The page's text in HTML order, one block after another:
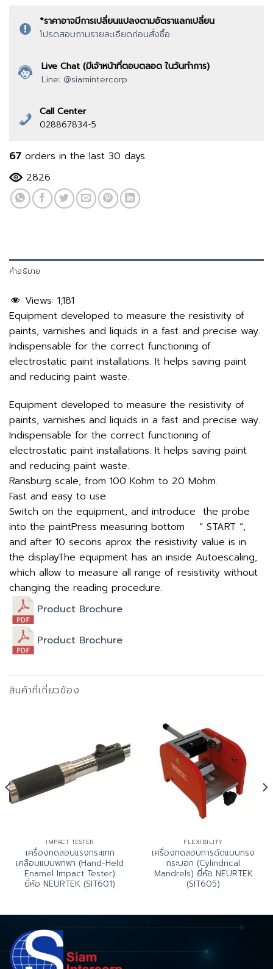
*ราคาอาจมีการเปลี่ยนแปลงตามอัตราแลกเปลี่ยน
โปรดสอบถามรายละเอียดก่อนสั่งซื้อ
Live Chat (มีเจ้าหน้าที่ตอบตลอด ในวันทำการ)
Line: @siamintercorp
Call Center
028867834-5
67 orders in the last 30 days.
2826
คำอธิบาย
Views: 1,181
Equipment developed to measure the resistivity of
paints, varnishes and liquids in a fast and precise way.
Indispensable for the correct functioning of
electrostatic paint installations. It helps saving paint
and reducing paint waste.
Equipment developed to measure the resistivity of
paints, varnishes and liquids in a fast and precise way.
Indispensable for the correct functioning of
electrostatic paint installations. It helps saving paint
and reducing paint waste.
Ransburg scale, from 100 Kohm to 20 Mohm.
Fast and easy to use.
Switch on the equipment, and introduce the probe
into the paintPress measuring bottom “ START ”,
and after 10 secons aprox the resistivity value is in
the displayThe equipment has an inside Autoescaling,
which allow to measure all range of resistivity without
changing the reading procedure.
Product Brochure
Product Brochure
สินค้าที่เกี่ยวข้อง
IMPACT TESTER
เครื่องทดสอบแรงกระแทก
เคลือบแบบพกพา (Hand-Held
Enamel Impact Tester)
ยี่ห้อ NEURTEK (SIT601)
FLEXIBILITY
เครื่องทดสอบการดัดแบบทรง
กระบอก (Cylindrical
Mandrels) ยี่ห้อ NEURTEK
(SIT605)